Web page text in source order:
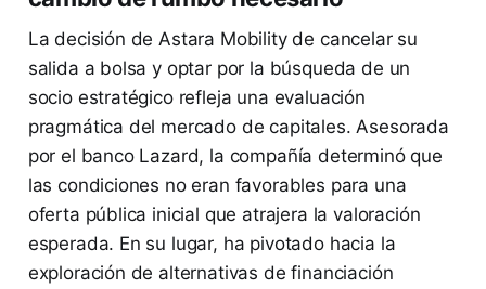
La decisión de Astara Mobility de cancelar su
salida a bolsa y optar por la búsqueda de un
socio estratégico refleja una evaluación
pragmática del mercado de capitales. Asesorada
por el banco Lazard, la compañía determinó que
las condiciones no eran favorables para una
oferta pública inicial que atrajera la valoración
esperada. En su lugar, ha pivotado hacia la
exploración de alternativas de financiación